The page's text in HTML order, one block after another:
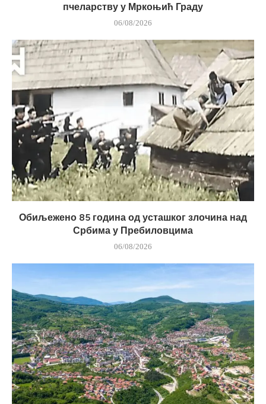
пчеларству у Мркоњић Граду
06/08/2026
Обиљежено 85 година од усташког злочина над
Србима у Пребиловцима
06/08/2026